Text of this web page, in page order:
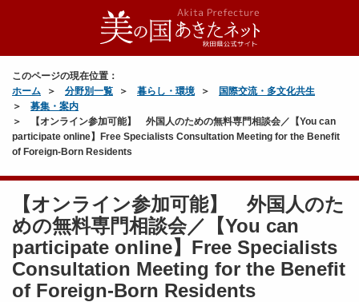
このページの現在位置：
ホーム
分野別一覧 暮らし・環境
国際交流・多文化共生
募集・案内
【オンライン参加可能】 外国人のための無料専門相談会／【You can
participate online】Free Specialists Consultation Meeting for the Benefit
of Foreign-Born Residents
【オンライン参加可能】 外国人のた
めの無料専門相談会／【You can
participate online】Free Specialists
Consultation Meeting for the Benefit
of Foreign-Born Residents